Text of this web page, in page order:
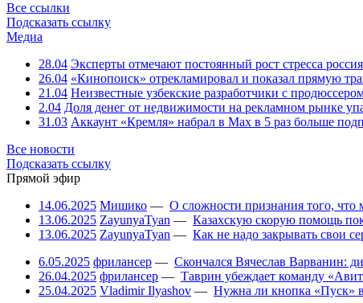
Все ссылки
Подсказать ссылку
Медиа
28.04 Эксперты отмечают постоянный рост стресса
26.04 «Кинопоиск» отрекламировал и показал прямую
21.04 Неизвестные узбекские разработчики с
2.04 Доля денег от недвижимости на рекламном рынке
31.03 Аккаунт «Кремля» набрал в Max в 5 раз больше
Все новости
Подсказать ссылку
Прямой эфир
14.06.2025 Мишико — О сложности признания того,
13.06.2025 ZayunyaTyan — Казахскую скорую помощь
13.06.2025 ZayunyaTyan — Как не надо закрывать свои
6.05.2025 фрилансер — Скончался Вячеслав Варванин:
26.04.2025 фрилансер — Таврин убеждает команду
25.04.2025 Vladimir Ilyashov — Нужна ли кнопка «Пуск»